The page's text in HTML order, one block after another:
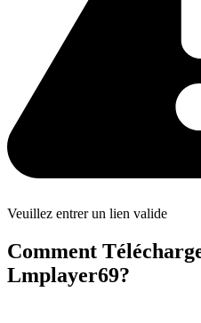
Veuillez entrer un lien valide
Comment
Lmplayer69?